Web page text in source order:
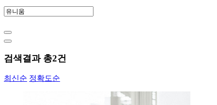
검색결과 총2건
최신순 정확도순